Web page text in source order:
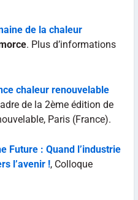
de la chaleur
. Plus d’informations
chaleur renouvelable
de la 2ème édition de
Paris (France).
Future : Quand l’industrie
l’avenir !, Colloque